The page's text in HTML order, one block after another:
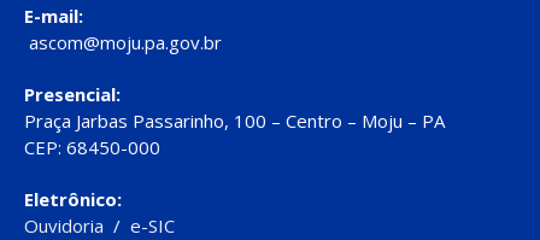
E-mail:
ascom@moju.pa.gov.br
Presencial:
Praça Jarbas Passarinho, 100 – Centro – Moju – PA
CEP: 68450-000
Eletrônico:
Ouvidoria / e-SIC